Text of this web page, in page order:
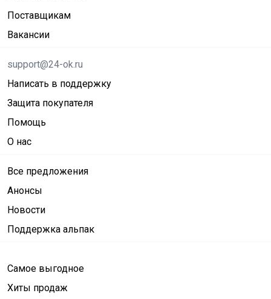
Поставщикам
Вакансии
support@24-ok.ru
Написать в поддержку
Защита покупателя
Помощь
О нас
Все предложения
Анонсы
Новости
Поддержка альпак
Самое выгодное
Хиты продаж